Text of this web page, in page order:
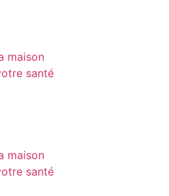
maison
santé
maison
santé